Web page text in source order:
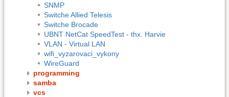
SNMP
Switche Allied Telesis
Switche Brocade
UBNT NetCat SpeedTest - thx. Harvie
VLAN - Virtual LAN
wifi_vyzarovaci_vykony
WireGuard
programming
samba
vcs